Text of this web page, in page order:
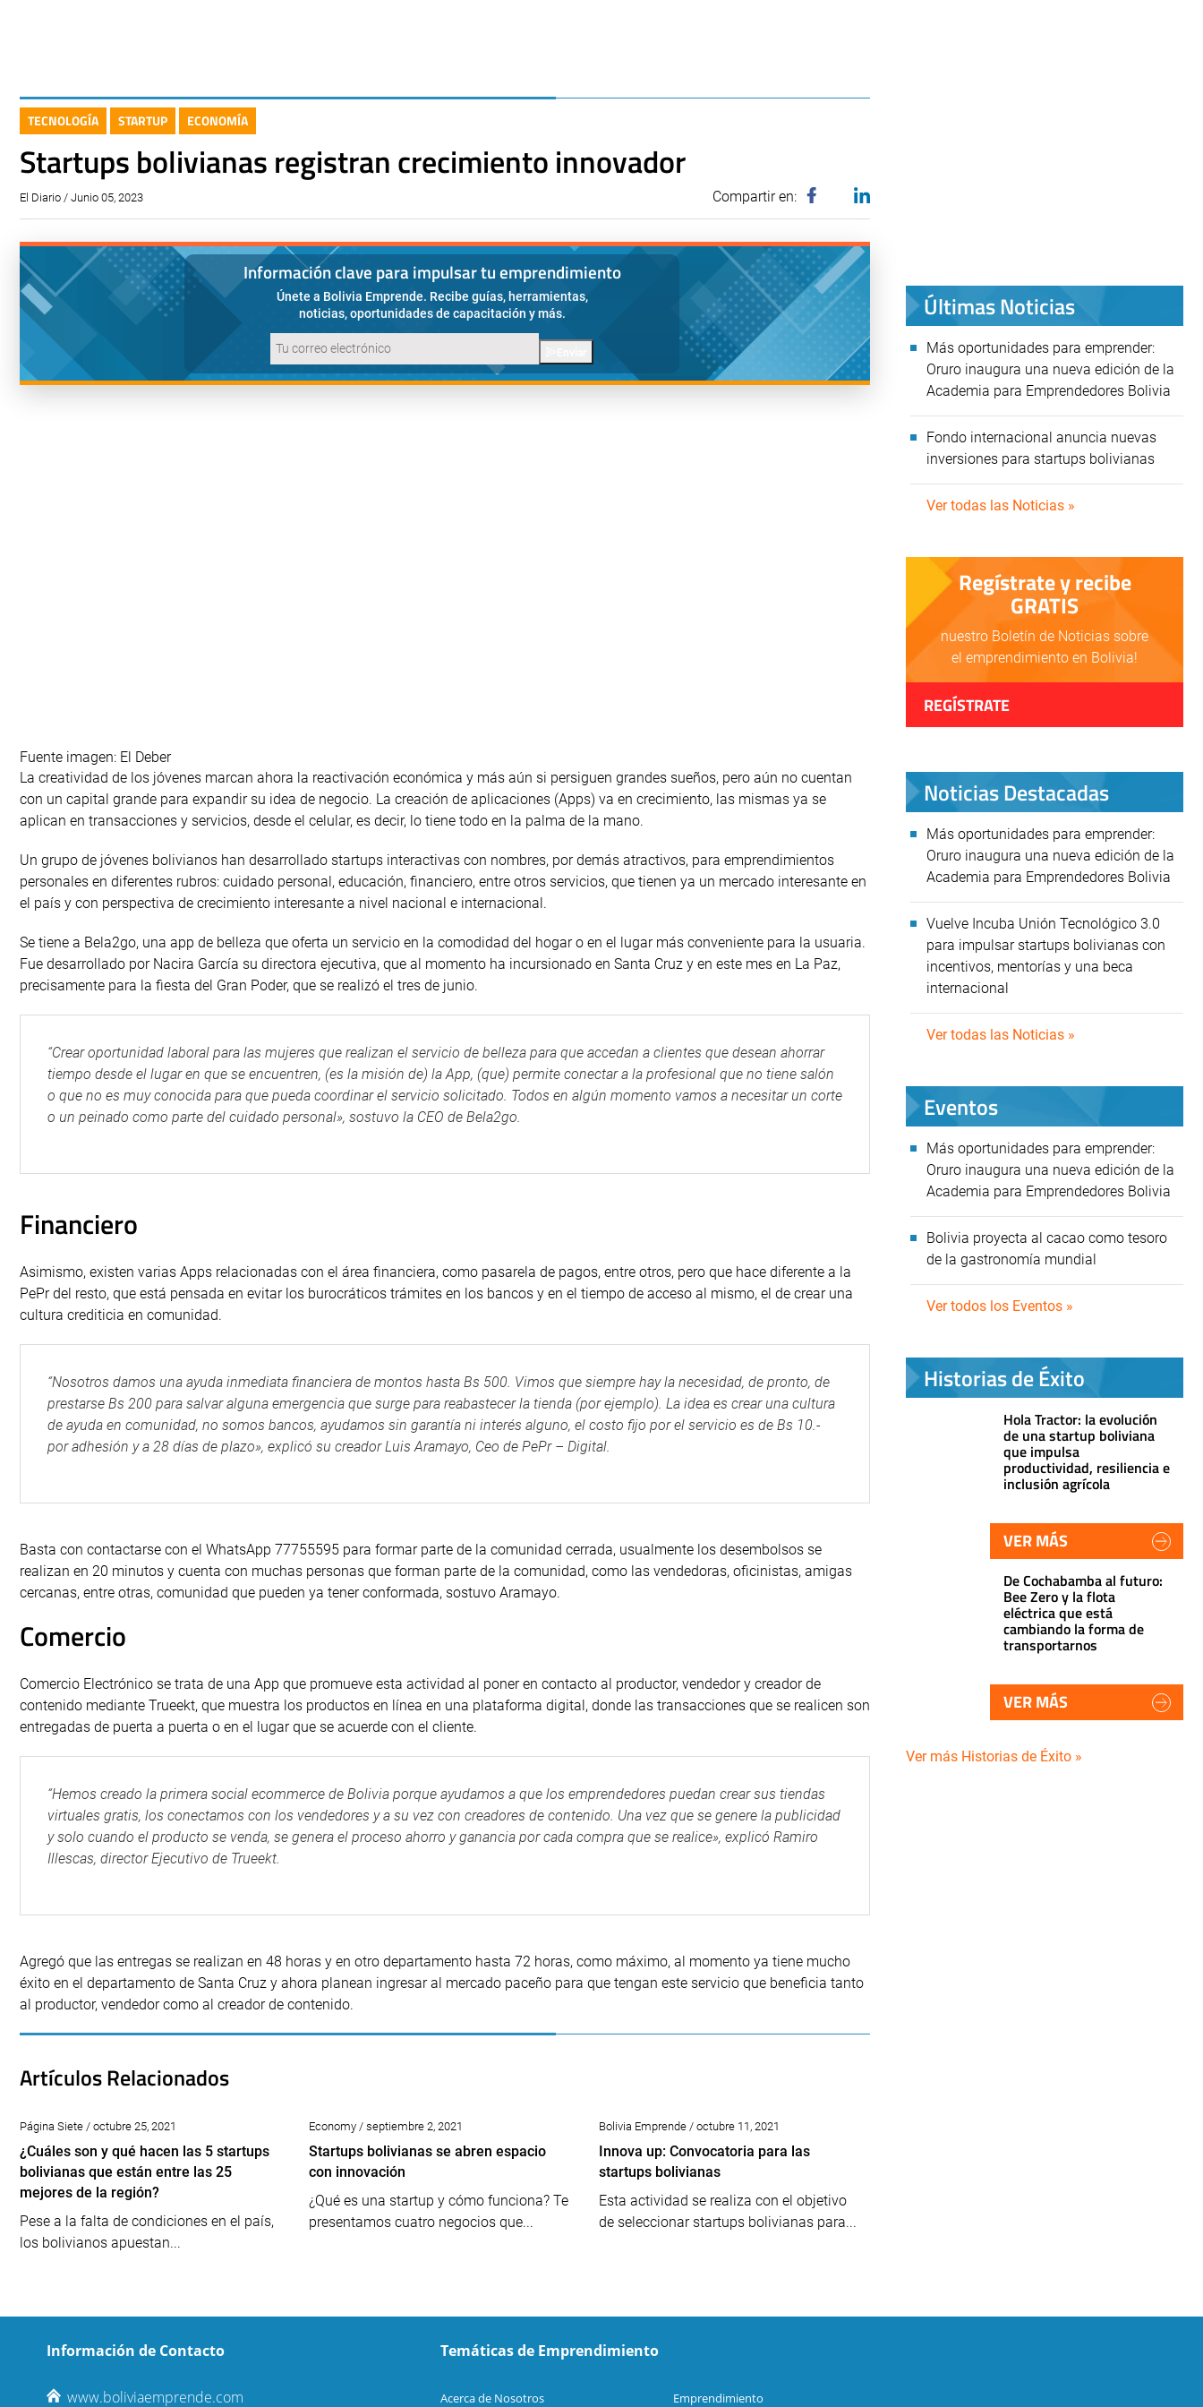
TECNOLOGÍA STARTUP ECONOMÍA
Startups bolivianas registran crecimiento innovador
El Diario / Junio 05, 2023 Compartir en:
Información clave para impulsar tu emprendimiento
Únete a Bolivia Emprende. Recibe guías, herramientas,
noticias, oportunidades de capacitación y más.
Fuente imagen: El Deber
La creatividad de los jóvenes marcan ahora la reactivación económica y más aún si persiguen grandes sueños, pero aún no cuentan
con un capital grande para expandir su idea de negocio. La creación de aplicaciones (Apps) va en crecimiento, las mismas ya se
aplican en transacciones y servicios, desde el celular, es decir, lo tiene todo en la palma de la mano.
Un grupo de jóvenes bolivianos han desarrollado startups interactivas con nombres, por demás atractivos, para emprendimientos
personales en diferentes rubros: cuidado personal, educación, financiero, entre otros servicios, que tienen ya un mercado interesante en
el país y con perspectiva de crecimiento interesante a nivel nacional e internacional.
Se tiene a Bela2go, una app de belleza que oferta un servicio en la comodidad del hogar o en el lugar más conveniente para la usuaria.
Fue desarrollado por Nacira García su directora ejecutiva, que al momento ha incursionado en Santa Cruz y en este mes en La Paz,
precisamente para la fiesta del Gran Poder, que se realizó el tres de junio.
“Crear oportunidad laboral para las mujeres que realizan el servicio de belleza para que accedan a clientes que desean ahorrar
tiempo desde el lugar en que se encuentren, (es la misión de) la App, (que) permite conectar a la profesional que no tiene salón
o que no es muy conocida para que pueda coordinar el servicio solicitado. Todos en algún momento vamos a necesitar un corte
o un peinado como parte del cuidado personal», sostuvo la CEO de Bela2go.
Financiero
Asimismo, existen varias Apps relacionadas con el área financiera, como pasarela de pagos, entre otros, pero que hace diferente a la
PePr del resto, que está pensada en evitar los burocráticos trámites en los bancos y en el tiempo de acceso al mismo, el de crear una
cultura crediticia en comunidad.
“Nosotros damos una ayuda inmediata financiera de montos hasta Bs 500. Vimos que siempre hay la necesidad, de pronto, de
prestarse Bs 200 para salvar alguna emergencia que surge para reabastecer la tienda (por ejemplo). La idea es crear una cultura
de ayuda en comunidad, no somos bancos, ayudamos sin garantía ni interés alguno, el costo fijo por el servicio es de Bs 10.-
por adhesión y a 28 días de plazo», explicó su creador Luis Aramayo, Ceo de PePr – Digital.
Basta con contactarse con el WhatsApp 77755595 para formar parte de la comunidad cerrada, usualmente los desembolsos se
realizan en 20 minutos y cuenta con muchas personas que forman parte de la comunidad, como las vendedoras, oficinistas, amigas
cercanas, entre otras, comunidad que pueden ya tener conformada, sostuvo Aramayo.
Comercio
Comercio Electrónico se trata de una App que promueve esta actividad al poner en contacto al productor, vendedor y creador de
contenido mediante Trueekt, que muestra los productos en línea en una plataforma digital, donde las transacciones que se realicen son
entregadas de puerta a puerta o en el lugar que se acuerde con el cliente.
“Hemos creado la primera social ecommerce de Bolivia porque ayudamos a que los emprendedores puedan crear sus tiendas
virtuales gratis, los conectamos con los vendedores y a su vez con creadores de contenido. Una vez que se genere la publicidad
y solo cuando el producto se venda, se genera el proceso ahorro y ganancia por cada compra que se realice», explicó Ramiro
Illescas, director Ejecutivo de Trueekt.
Agregó que las entregas se realizan en 48 horas y en otro departamento hasta 72 horas, como máximo, al momento ya tiene mucho
éxito en el departamento de Santa Cruz y ahora planean ingresar al mercado paceño para que tengan este servicio que beneficia tanto
al productor, vendedor como al creador de contenido.
Artículos Relacionados
Página Siete / octubre 25, 2021
¿Cuáles son y qué hacen las 5 startups
bolivianas que están entre las 25
mejores de la región?
Pese a la falta de condiciones en el país,
los bolivianos apuestan...
Economy / septiembre 2, 2021
Startups bolivianas se abren espacio
con innovación
¿Qué es una startup y cómo funciona? Te
presentamos cuatro negocios que...
Bolivia Emprende / octubre 11, 2021
Innova up: Convocatoria para las
startups bolivianas
Esta actividad se realiza con el objetivo
de seleccionar startups bolivianas para...
Últimas Noticias
Más oportunidades para emprender:
Oruro inaugura una nueva edición de la
Academia para Emprendedores Bolivia
Fondo internacional anuncia nuevas
inversiones para startups bolivianas
Ver todas las Noticias »
Regístrate y recibe
GRATIS
nuestro Boletín de Noticias sobre
el emprendimiento en Bolivia!
REGÍSTRATE
Noticias Destacadas
Más oportunidades para emprender:
Oruro inaugura una nueva edición de la
Academia para Emprendedores Bolivia
Vuelve Incuba Unión Tecnológico 3.0
para impulsar startups bolivianas con
incentivos, mentorías y una beca
internacional
Ver todas las Noticias »
Eventos
Más oportunidades para emprender:
Oruro inaugura una nueva edición de la
Academia para Emprendedores Bolivia
Bolivia proyecta al cacao como tesoro
de la gastronomía mundial
Ver todos los Eventos »
Historias de Éxito
Hola Tractor: la evolución
de una startup boliviana
que impulsa
productividad, resiliencia e
inclusión agrícola
VER MÁS
De Cochabamba al futuro:
Bee Zero y la flota
eléctrica que está
cambiando la forma de
transportarnos
VER MÁS
Ver más Historias de Éxito »
Información de Contacto
www.boliviaemprende.com
Temáticas de Emprendimiento
Acerca de Nosotros Emprendimiento